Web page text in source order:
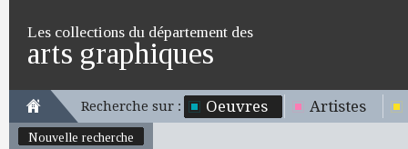
Les collections du département des
arts graphiques
Recherche sur : Oeuvres Artistes
Nouvelle recherche